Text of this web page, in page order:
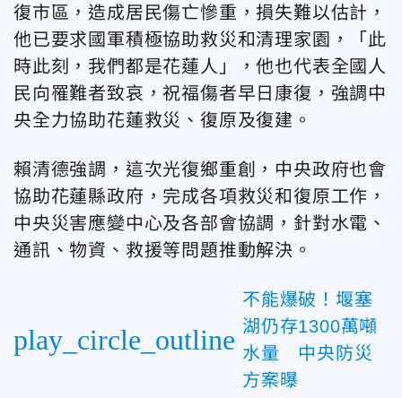
復市區，造成居民傷亡慘重，損失難以估計，
他已要求國軍積極協助救災和清理家園，「此
時此刻，我們都是花蓮人」，他也代表全國人
民向罹難者致哀，祝福傷者早日康復，強調中
央全力協助花蓮救災、復原及復建。
賴清德強調，這次光復鄉重創，中央政府也會
協助花蓮縣政府，完成各項救災和復原工作，
中央災害應變中心及各部會協調，針對水電、
通訊、物資、救援等問題推動解決。
play_circle_outline
不能爆破！堰塞
湖仍存1300萬噸
水量 中央防災
方案曝